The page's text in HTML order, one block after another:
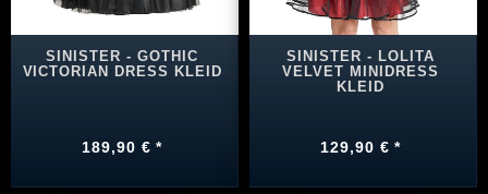
SINISTER - GOTHIC
VICTORIAN DRESS KLEID
189,90 € *
SINISTER - LOLITA
VELVET MINIDRESS
KLEID
129,90 € *